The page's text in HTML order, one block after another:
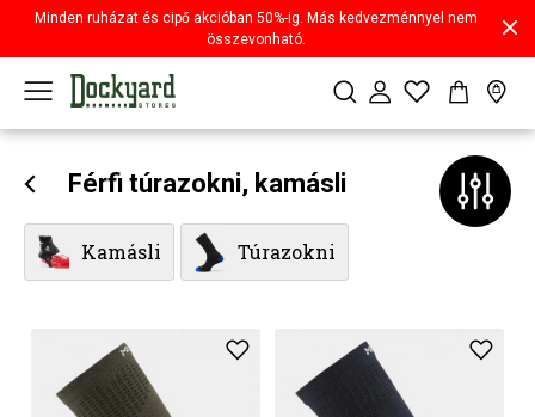
Minden ruházat és cipő akcióban 50%-ig. Más kedvezménnyel nem
összevonható.
Férfi túrazokni, kamásli
Kamásli Túrazokni